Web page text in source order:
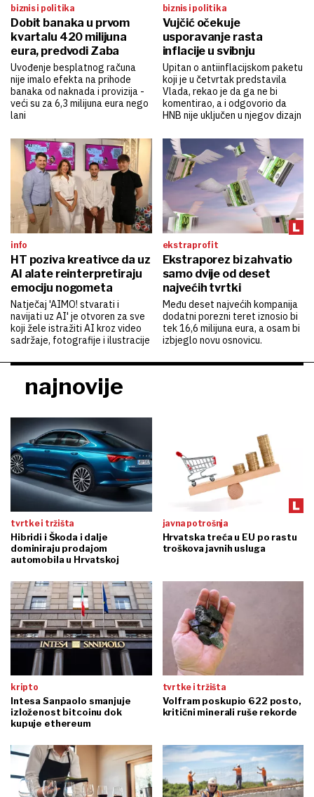
biznis i politika
Dobit banaka u prvom
kvartalu 420 milijuna
eura, predvodi Zaba
Uvođenje besplatnog računa
nije imalo efekta na prihode
banaka od naknada i provizija -
veći su za 6,3 milijuna eura nego
lani
biznis i politika
Vujčić očekuje
usporavanje rasta
inflacije u svibnju
Upitan o antiinflacijskom paketu
koji je u četvrtak predstavila
Vlada, rekao je da ga ne bi
komentirao, a i odgovorio da
HNB nije uključen u njegov dizajn
info
HT poziva kreativce da uz
AI alate reinterpretiraju
emociju nogometa
Natječaj 'AIMO! stvarati i
navijati uz AI' je otvoren za sve
koji žele istražiti AI kroz video
sadržaje, fotografije i ilustracije
ekstraprofit
Ekstraporez bi zahvatio
samo dvije od deset
najvećih tvrtki
Među deset najvećih kompanija
dodatni porezni teret iznosio bi
tek 16,6 milijuna eura, a osam bi
izbjeglo novu osnovicu.
najnovije
tvrtke i tržišta
Hibridi i Škoda i dalje
dominiraju prodajom
automobila u Hrvatskoj
javna potrošnja
Hrvatska treća u EU po rastu
troškova javnih usluga
kripto
Intesa Sanpaolo smanjuje
izloženost bitcoinu dok
kupuje ethereum
tvrtke i tržišta
Volfram poskupio 622 posto,
kritični minerali ruše rekorde